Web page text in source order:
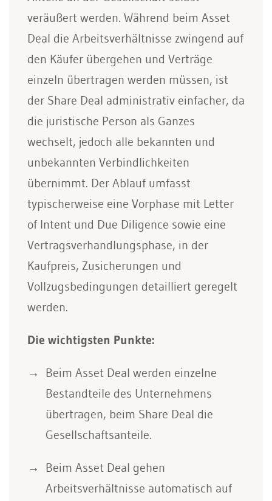
veräußert werden. Während beim Asset
Deal die Arbeitsverhältnisse zwingend auf
den Käufer übergehen und Verträge
einzeln übertragen werden müssen, ist
der Share Deal administrativ einfacher, da
die juristische Person als Ganzes
wechselt, jedoch alle bekannten und
unbekannten Verbindlichkeiten
übernimmt. Der Ablauf umfasst
typischerweise eine Vorphase mit Letter
of Intent und Due Diligence sowie eine
Vertragsverhandlungsphase, in der
Kaufpreis, Zusicherungen und
Vollzugsbedingungen detailliert geregelt
werden.
Die wichtigsten Punkte:
Beim Asset Deal werden einzelne
Bestandteile des Unternehmens
übertragen, beim Share Deal die
Gesellschaftsanteile.
Beim Asset Deal gehen
Arbeitsverhältnisse automatisch auf